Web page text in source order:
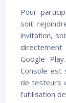
Pour
soit
invitation,
Google
Console est
de testeurs
l’utilisation